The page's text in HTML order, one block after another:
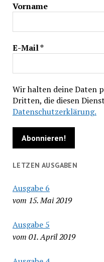
Vorname
E-Mail*
Wir halten deine Daten
Dritten, die diesen
Datenschutzerklärung.
LETZEN AUSGABEN
Ausgabe 6
vom 15. Mai 2019
Ausgabe 5
vom 01. April 2019